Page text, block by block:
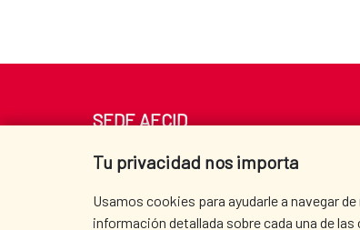
Tu privacidad nos importa
Usamos cookies para ayudarle a navegar
información detallada sobre cada una de
SEDE AECID
Av. Reyes Católicos 4 - 28040 Madrid
Tel. +34 900 20 30 54​​​​​​​
centro.informacion@aecid.es